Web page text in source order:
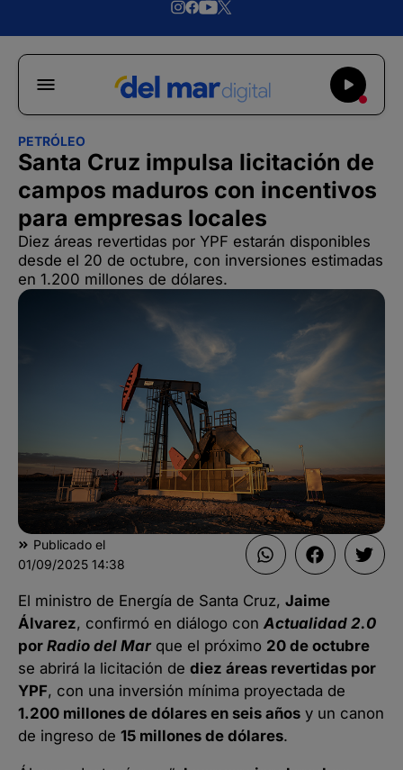
PETRÓLEO
Santa Cruz impulsa licitación de
campos maduros con incentivos
para empresas locales
Diez áreas revertidas por YPF estarán disponibles
desde el 20 de octubre, con inversiones estimadas
en 1.200 millones de dólares.
Publicado el
01/09/2025 14:38
El ministro de Energía de Santa Cruz, Jaime
Álvarez, confirmó en diálogo con Actualidad 2.0
por Radio del Mar que el próximo 20 de octubre
se abrirá la licitación de diez áreas revertidas por
YPF, con una inversión mínima proyectada de
1.200 millones de dólares en seis años y un canon
de ingreso de 15 millones de dólares.